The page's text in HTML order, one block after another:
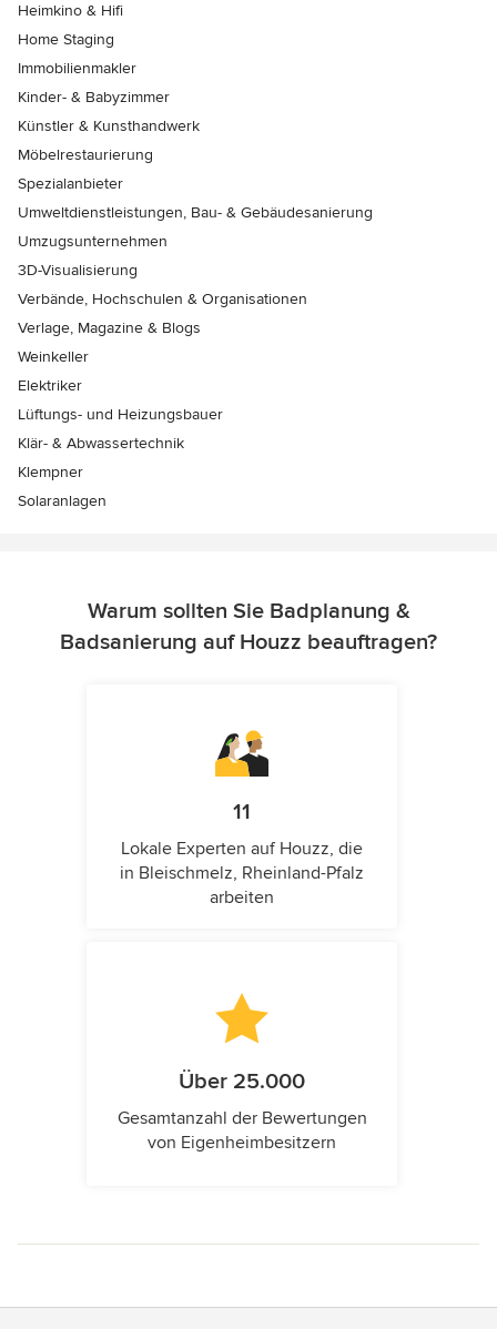
Heimkino & Hifi
Home Staging
Immobilienmakler
Kinder- & Babyzimmer
Künstler & Kunsthandwerk
Möbelrestaurierung
Spezialanbieter
Umweltdienstleistungen, Bau- & Gebäudesanierung
Umzugsunternehmen
3D-Visualisierung
Verbände, Hochschulen & Organisationen
Verlage, Magazine & Blogs
Weinkeller
Elektriker
Lüftungs- und Heizungsbauer
Klär- & Abwassertechnik
Klempner
Solaranlagen
Warum sollten Sie Badplanung &
Badsanierung auf Houzz beauftragen?
11
Lokale Experten auf Houzz, die
in Bleischmelz, Rheinland-Pfalz
arbeiten
Über 25.000
Gesamtanzahl der Bewertungen
von Eigenheimbesitzern